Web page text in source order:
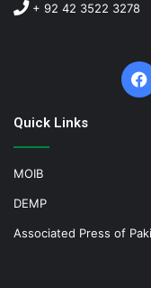
+ 92 42 3522 3278
Quick Links
MOIB
DEMP
Associated Press of